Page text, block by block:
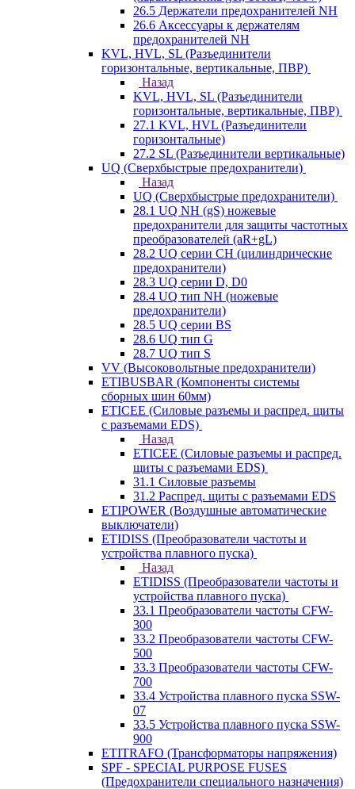
26.5 Держатели предохранителей NH
26.6 Аксессуары к держателям
предохранителей NH
KVL, HVL, SL (Разъединители
горизонтальные, вертикальные, ПВР)
Назад
KVL, HVL, SL (Разъединители
горизонтальные, вертикальные, ПВР)
27.1 KVL, HVL (Разъединители
горизонтальные)
27.2 SL (Разъединители вертикальные)
UQ (Сверхбыстрые предохранители)
Назад
UQ (Сверхбыстрые предохранители)
28.1 UQ NH (gS) ножевые
предохранители для защиты частотных
преобразователей (aR+gL)
28.2 UQ серии CH (цилиндрические
предохранители)
28.3 UQ серии D, D0
28.4 UQ тип NH (ножевые
предохранители)
28.5 UQ серии BS
28.6 UQ тип G
28.7 UQ тип S
VV (Высоковольтные предохранители)
ETIBUSBAR (Компоненты системы
сборных шин 60мм)
ETICEE (Силовые разъемы и распред. щиты
с разъемами EDS)
Назад
ETICEE (Силовые разъемы и распред.
щиты с разъемами EDS)
31.1 Силовые разъемы
31.2 Распред. щиты с разъемами EDS
ETIPOWER (Воздушные автоматические
выключатели)
ETIDISS (Преобразователи частоты и
устройства плавного пуска)
Назад
ETIDISS (Преобразователи частоты и
устройства плавного пуска)
33.1 Преобразователи частоты CFW-
300
33.2 Преобразователи частоты CFW-
500
33.3 Преобразователи частоты CFW-
700
33.4 Устройства плавного пуска SSW-
07
33.5 Устройства плавного пуска SSW-
900
ETITRAFO (Трансформаторы напряжения)
SPF - SPECIAL PURPOSE FUSES
(Предохранители специального назначения)